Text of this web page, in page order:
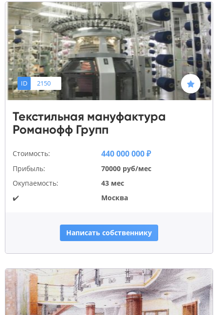
ID 2150
Текстильная мануфактура
Романофф Групп
Стоимость: 440 000 000 ₽
Прибыль:
70000 руб/мес
Окупаемость:
43 мес
✔️
Москва
Написать собственнику